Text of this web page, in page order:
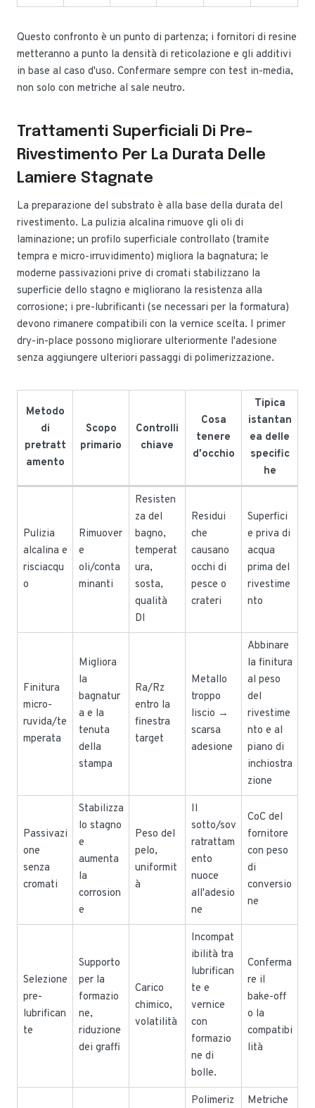
Questo confronto è un punto di partenza; i fornitori di resine
metteranno a punto la densità di reticolazione e gli additivi
in base al caso d'uso. Confermare sempre con test in-media,
non solo con metriche al sale neutro.
Trattamenti Superficiali Di Pre-
Rivestimento Per La Durata Delle
Lamiere Stagnate
La preparazione del substrato è alla base della durata del
rivestimento. La pulizia alcalina rimuove gli oli di
laminazione; un profilo superficiale controllato (tramite
tempra e micro-irruvidimento) migliora la bagnatura; le
moderne passivazioni prive di cromati stabilizzano la
superficie dello stagno e migliorano la resistenza alla
corrosione; i pre-lubrificanti (se necessari per la formatura)
devono rimanere compatibili con la vernice scelta. I primer
dry-in-place possono migliorare ulteriormente l'adesione
senza aggiungere ulteriori passaggi di polimerizzazione.
Metodo
di
pretratt
amento
Scopo
primario
Controlli
chiave
Cosa
tenere
d'occhio
Tipica
istantan
ea delle
specific
he
Pulizia
alcalina e
risciacqu
o
Rimuover
e
oli/conta
minanti
Resisten
za del
bagno,
temperat
ura,
sosta,
qualità
DI
Residui
che
causano
occhi di
pesce o
crateri
Superfici
e priva di
acqua
prima del
rivestime
nto
Finitura
micro-
ruvida/te
mperata
Migliora
la
bagnatur
a e la
tenuta
della
stampa
Ra/Rz
entro la
finestra
target
Metallo
troppo
liscio →
scarsa
adesione
Abbinare
la finitura
al peso
del
rivestime
nto e al
piano di
inchiostra
zione
Passivazi
one
senza
cromati
Stabilizza
lo stagno
e
aumenta
la
corrosion
e
Peso del
pelo,
uniformit
à
Il
sotto/sov
ratrattam
ento
nuoce
all'adesio
ne
CoC del
fornitore
con peso
di
conversio
ne
Selezione
pre-
lubrifican
te
Supporto
per la
formazio
ne,
riduzione
dei graffi
Carico
chimico,
volatilità
Incompat
ibilità tra
lubrifican
te e
vernice
con
formazio
ne di
bolle.
Conferma
re il
bake-off
o la
compatibi
lità
Polimeriz
Metriche